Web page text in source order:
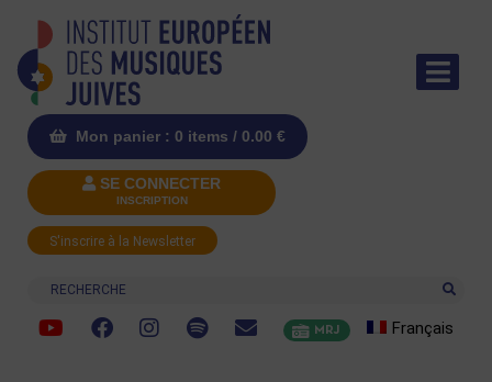
Mon panier : 0 items / 0.00 €
SE CONNECTER
INSCRIPTION
S'inscrire à la Newsletter
Recherche
MRJ Français